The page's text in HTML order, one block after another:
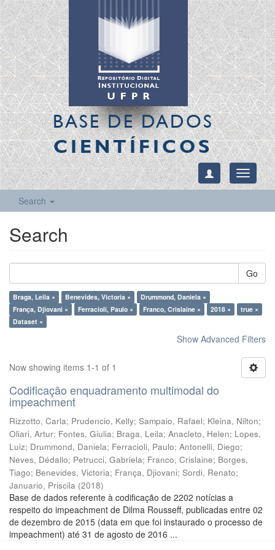
BASE DE DADOS
CIENTÍFICOS
Toggle
Search
Search
Go
Braga, Leila × Benevides, Victoria ×
Drummond, Daniela ×
França, Djiovani ×
Ferracioli, Paulo × Franco, Crislaine × 2018 ×
true ×
Dataset ×
Show Advanced Filters
Now showing items 1-1 of 1
Codificação enquadramento multimodal do
impeachment
Rizzotto, Carla; Prudencio, Kelly; Sampaio, Rafael; Kleina, Nilton;
Oliari, Artur; Fontes, Giulia; Braga, Leila; Anacleto, Helen; Lopes,
Luiz; Drummond, Daniela; Ferracioli, Paulo; Antonelli, Diego;
Neves, Dédallo; Petrucci, Gabriela; Franco, Crislaine; Borges,
Tiago; Benevides, Victoria; França, Djiovani; Sordi, Renato;
Januario, Priscila (2018)
Base de dados referente à codificação de 2202 notícias a
respeito do impeachment de Dilma Rousseff, publicadas entre 02
de dezembro de 2015 (data em que foi instaurado o processo de
impeachment) até 31 de agosto de 2016 ...